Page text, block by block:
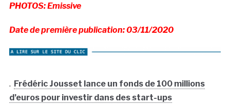
PHOTOS: Emissive
Date de première publication: 03/11/2020
. Frédéric Jousset lance un fonds de 100 millions
d’euros pour investir dans des start-ups